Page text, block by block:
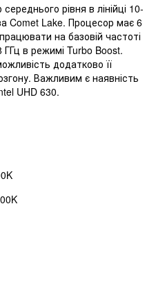
рівня в лінійці 10-
Comet Lake. Процесор має 6
на базовій частоті
ГГц в режимі Turbo Boost.
додатково її
Важливим є наявність
UHD 630.